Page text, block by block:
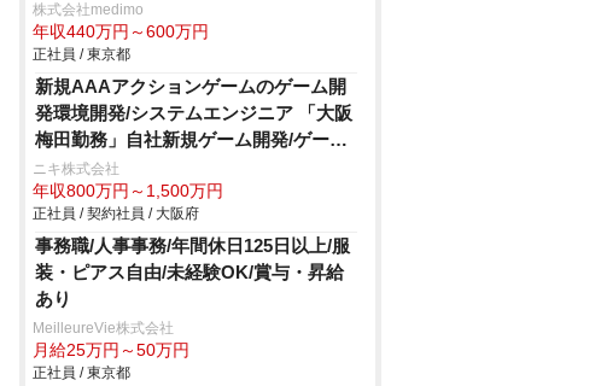
株式会社medimo
年収440万円～600万円
正社員 / 東京都
新規AAAアクションゲームのゲーム開
発環境開発/システムエンジニア 「大阪
梅田勤務」自社新規ゲーム開発/ゲー
ム・エンタメ
ニキ株式会社
年収800万円～1,500万円
正社員 / 契約社員 / 大阪府
事務職/人事事務/年間休日125日以上/服
装・ピアス自由/未経験OK/賞与・昇給
あり
MeilleureVie株式会社
月給25万円～50万円
正社員 / 東京都